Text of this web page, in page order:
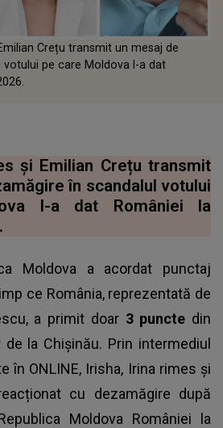
Crețu transmit un mesaj de
votului pe care Moldova l-a dat
și Emilian Crețu transmit
în scandalul votului
l-a dat României la
Moldova a acordat punctaj
ce România, reprezentată de
a primit doar 3 puncte din
la Chişinău. Prin intermediul
în ONLINE, Irisha, Irina rimes și
cu dezamăgire după
Moldova României la